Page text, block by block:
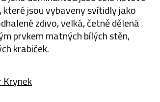
jsou vybaveny svítidly jako
zdivo, velká, četně dělená
prvkem matných bílých stěn,
krabiček.
Krynek